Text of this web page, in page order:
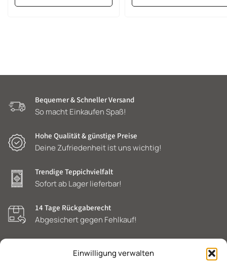
Einwilligung verwalten
Bequemer & Schneller Versand
So macht Einkaufen Spaß!
Hohe Qualität & günstige Preise
Deine Zufriedenheit ist uns wichtig!
Trendige Teppichvielfalt
Sofort ab Lager lieferbar!
14 Tage Rückgaberecht
Abgesichert gegen Fehlkauf!